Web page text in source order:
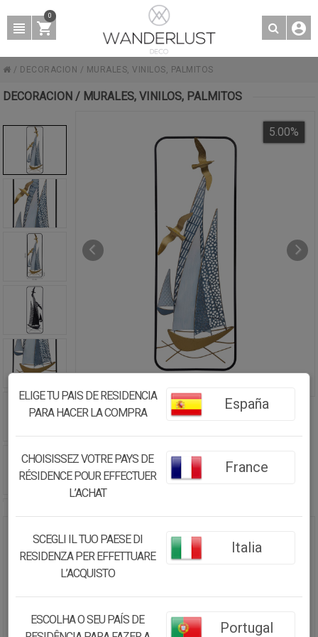
0
/ DECORACION / MURALES, VINILOS, PALMITOS
DECORACION / MURALES, VINILOS, PALMITOS
MURAL DECORATIVO DE PARED
DE METAL 31,1X89,5X3,8
49.25€
5.00%
46.79€
ELIGE TU PAIS DE RESIDENCIA
PARA HACER LA COMPRA
España
CHOISISSEZ VOTRE PAYS DE
RÉSIDENCE POUR EFFECTUER
L’ACHAT
France
SCEGLI IL TUO PAESE DI
RESIDENZA PER EFFETTUARE
L’ACQUISTO
Italia
ESCOLHA O SEU PAÍS DE
Portugal